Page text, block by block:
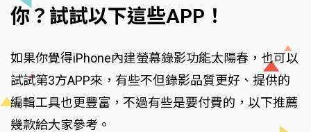
你？試試以下這些APP！
如果你覺得iPhone內建螢幕錄影功能太陽春，也可以
試試第3方APP來，有些不但錄影品質更好、提供的
編輯工具也更豐富，不過有些是要付費的，以下推薦
幾款給大家參考。